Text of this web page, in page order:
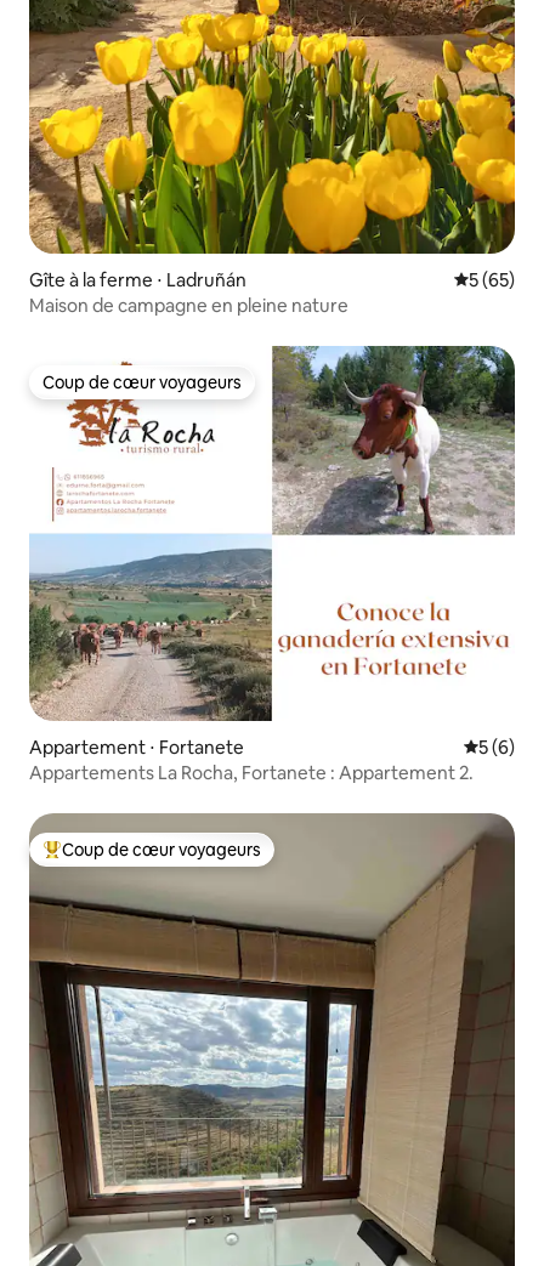
Gîte à la ferme ⋅ Ladruñán
5 (65)
Maison de campagne en pleine nature
Coup de cœur voyageurs
Coup de cœur voyageurs
Appartement ⋅ Fortanete
5 (6)
Appartements La Rocha, Fortanete : Appartement 2.
Coups de cœur voyageurs les plus appréciés
Coup de cœur voyageurs